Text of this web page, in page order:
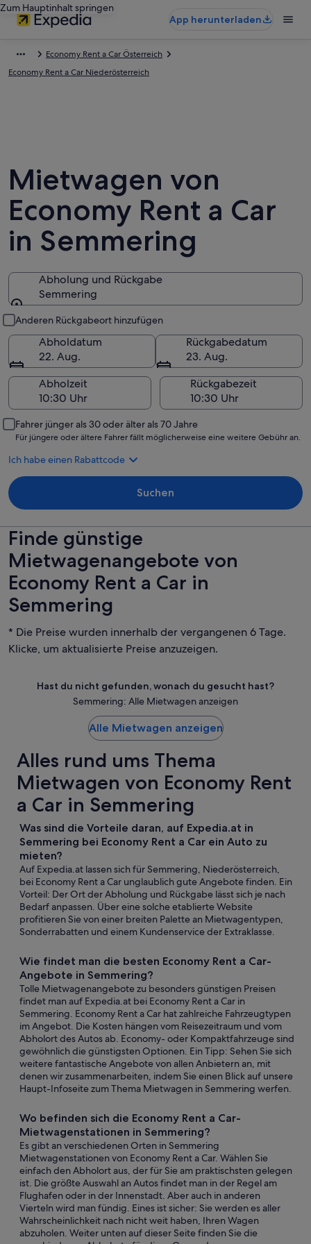
Zum Hauptinhalt springen
App herunterladen
Economy Rent a Car Österreich
Economy Rent a Car Niederösterreich
Mietwagen von
Economy Rent a Car
in Semmering
Abholung und Rückgabe
Semmering
Anderen Rückgabeort hinzufügen
Abholdatum
22. Aug.
Rückgabedatum
23. Aug.
Abholzeit
Rückgabezeit
Fahrer jünger als 30 oder älter als 70 Jahre
Für jüngere oder ältere Fahrer fällt möglicherweise eine weitere Gebühr an.
Ich habe einen Rabattcode
Suchen
Finde günstige
Mietwagenangebote von
Economy Rent a Car in
Semmering
* Die Preise wurden innerhalb der vergangenen 6 Tage.
Klicke, um aktualisierte Preise anzuzeigen.
Hast du nicht gefunden, wonach du gesucht hast?
Semmering: Alle Mietwagen anzeigen
Alle Mietwagen anzeigen
Alles rund ums Thema
Mietwagen von Economy Rent
a Car in Semmering
Was sind die Vorteile daran, auf Expedia.at in
Semmering bei Economy Rent a Car ein Auto zu
mieten?
Auf Expedia.at lassen sich für Semmering, Niederösterreich,
bei Economy Rent a Car unglaublich gute Angebote finden. Ein
Vorteil: Der Ort der Abholung und Rückgabe lässt sich je nach
Bedarf anpassen. Über eine solche etablierte Website
profitieren Sie von einer breiten Palette an Mietwagentypen,
Sonderrabatten und einem Kundenservice der Extraklasse.
Wie findet man die besten Economy Rent a Car-
Angebote in Semmering?
Tolle Mietwagenangebote zu besonders günstigen Preisen
findet man auf Expedia.at bei Economy Rent a Car in
Semmering. Economy Rent a Car hat zahlreiche Fahrzeugtypen
im Angebot. Die Kosten hängen vom Reisezeitraum und vom
Abholort des Autos ab. Economy- oder Kompaktfahrzeuge sind
gewöhnlich die günstigsten Optionen. Ein Tipp: Sehen Sie sich
weitere fantastische Angebote von allen Anbietern an, mit
denen wir zusammenarbeiten, indem Sie einen Blick auf unsere
Haupt-Infoseite zum Thema Mietwagen in Semmering werfen.
Wo befinden sich die Economy Rent a Car-
Mietwagenstationen in Semmering?
Es gibt an verschiedenen Orten in Semmering
Mietwagenstationen von Economy Rent a Car. Wählen Sie
einfach den Abholort aus, der für Sie am praktischsten gelegen
ist. Die größte Auswahl an Autos findet man in der Regel am
Flughafen oder in der Innenstadt. Aber auch in anderen
Vierteln wird man fündig. Eines ist sicher: Sie werden es aller
Wahrscheinlichkeit nach nicht weit haben, Ihren Wagen
abzuholen. Weiter unten auf dieser Seite finden Sie die